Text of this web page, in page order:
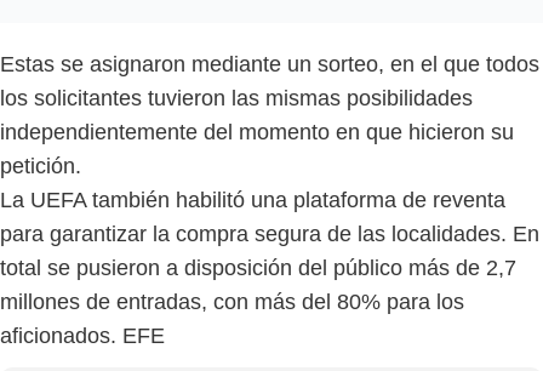
Estas se asignaron mediante un sorteo, en el que todos
los solicitantes tuvieron las mismas posibilidades
independientemente del momento en que hicieron su
petición.
La UEFA también habilitó una plataforma de reventa
para garantizar la compra segura de las localidades. En
total se pusieron a disposición del público más de 2,7
millones de entradas, con más del 80% para los
aficionados. EFE